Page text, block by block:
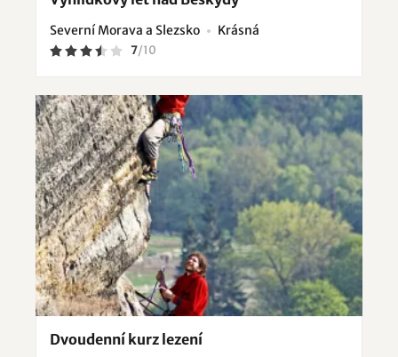
Severní Morava a Slezsko Krásná
7/10
Dvoudenní kurz lezení